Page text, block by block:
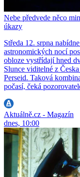
Nebe předvede něco
úkazy
Středa 12. srpna
astronomických nocí
obloze vystřídají hned
Slunce viditelné z
Perseid. Taková
počasí, čeká
Aktuálně.cz - Magazín
dnes, 10:00